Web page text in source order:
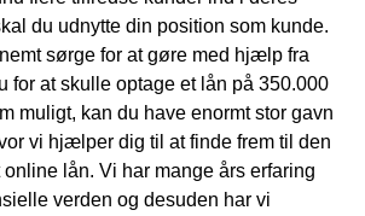
du udnytte din position som kunde.
sørge for at gøre med hjælp fra
for at skulle optage et lån på 350.000
muligt, kan du have enormt stor gavn
vi hjælper dig til at finde frem til den
online lån. Vi har mange års erfaring
verden og desuden har vi